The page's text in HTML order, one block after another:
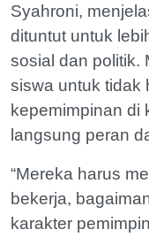
Syahroni,
dituntut untuk
sosial dan politik.
siswa untuk tidak
kepemimpinan di
langsung peran
“Mereka harus
bekerja,
karakter